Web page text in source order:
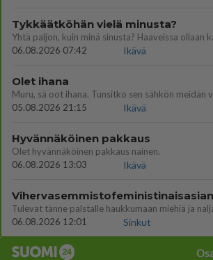
Tykkäätköhän vielä minusta?
06.08.2026 07:42
Ikävä
Olet ihana
05.08.2026 21:15
Ikävä
Hyvännäköinen pakkaus
Olet hyvännäköinen pakkaus nainen.
06.08.2026 13:03
Ikävä
06.08.2026 12:01
Sinkut